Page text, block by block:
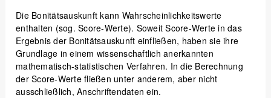
Die Bonitätsauskunft kann Wahrscheinlichkeitswerte
enthalten (sog. Score-Werte). Soweit Score-Werte in das
Ergebnis der Bonitätsauskunft einfließen, haben sie ihre
Grundlage in einem wissenschaftlich anerkannten
mathematisch-statistischen Verfahren. In die Berechnung
der Score-Werte fließen unter anderem, aber nicht
ausschließlich, Anschriftendaten ein.